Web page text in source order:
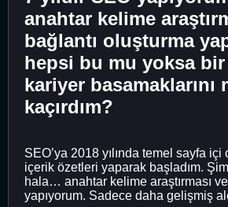
anahtar kelime
bağlantı oluşturma
hepsi bu mu yoksa
kariyer basamaklarını
kaçırdım?
SEO’ya 2018 yılında temel sayfa
içerik özetleri yaparak başladım.
hala… anahtar kelime araştırması
yapıyorum. Sadece daha gelişmiş